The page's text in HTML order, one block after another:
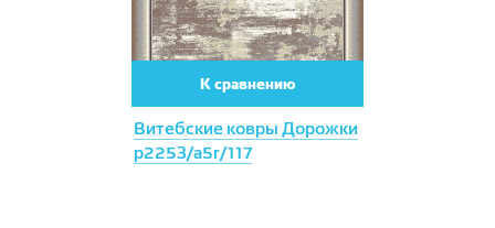
Витебские ковры Дорожки
p2253/a5r/117
К сравнению